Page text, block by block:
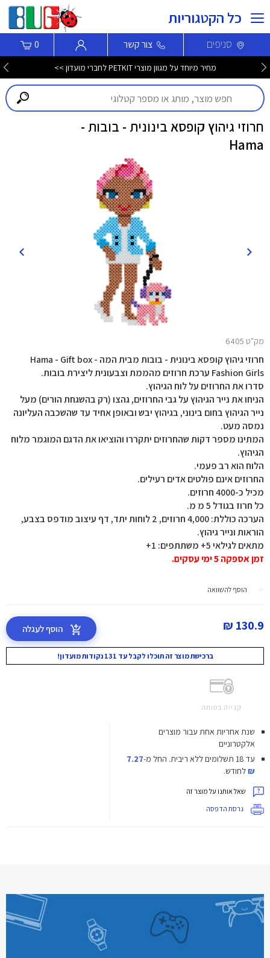
כל הקטגוריות
סניפים צור קשר 0
מחיר מיוחד על מגוון מוצרי PETKIT לחברי מועדון >>
חרוזי גיהוץ קופסא בינונית - בובות -
Hama
מק"ט 6405
חרוזי גיהוץ קופסא בינונית - בובות מבית המה Hama - Gift box -
Fashion Girls ערכת חרוזים מהממת וצבעונית ליצירת בובות.
סדרו את החרוזים על לוח הגיהוץ.
הניחו את נייר הגיהוץ על גבי החרוזים, גהצו (רק בהשגחת הורים) מעל
נייר הגיהוץ בחום בינוני, בגיהוץ יבש ובאופן אחיד עד שהשכבה העליונה
נמסה מעט.
המתינו מספר דקות שהחרוזים יתקררו והוציאו את הדגם המוגמר מלוח
הגיהוץ.
הלוח הוא רב פעמי.
החרוזים אינם פולטים אדים רעילים.
מכיל כ-4000 חרוזים.
כל חרוז בגודל 5 מ מ.
הערכה כוללת: 4,000 חרוזים, 2 לוחות יתד, דף עיצוב מודפס בצבע,
הוראות ונייר גיהוץ.
מתאים לגילאי 5+ משתתפים: 1+
זמן אספקה 5 ימי עסקים.
הוסף להשוואה
130.9 ₪ הוסף לעגלה
ברכישת מוצר זה תוכלו לקבל עד 131 נקודות מועדון!
קנייה בטוחה
שנת אחריות אחת עבור מוצרים
אלקטרוניים
עד 18 תשלומים ללא ריבית.
החל מ-7.27
₪לחודש.
שאל אותנו על מוצר זה
גרסת הדפסה